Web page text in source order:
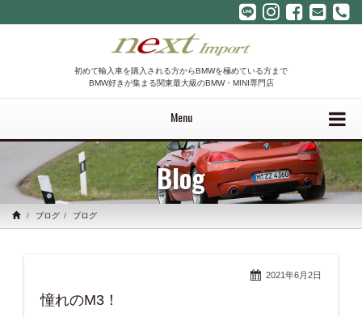
初めて輸入車を購入される方からBMWを極めている方まで
BMW好きが集まる関東最大級のBMW・MINI専門店
Menu
Blog
ブログ ブログ
2021年6月2日
憧れのM3！